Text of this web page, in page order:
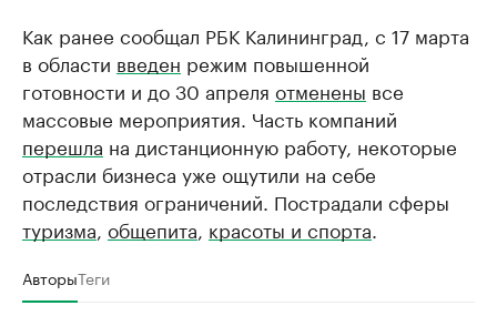
Как ранее сообщал РБК Калининград, с 17 марта
в области введен режим повышенной
готовности и до 30 апреля отменены все
массовые мероприятия. Часть компаний
перешла на дистанционную работу, некоторые
отрасли бизнеса уже ощутили на себе
последствия ограничений. Пострадали сферы
туризма общепита красоты и спорта
АвторыТеги